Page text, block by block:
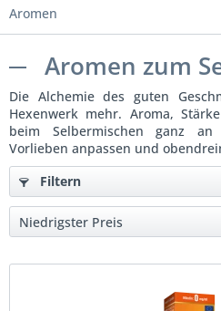
Aromen
Aromen zum
Die Alchemie des guten
Hexenwerk mehr. Aroma,
beim Selbermischen ganz
Vorlieben anpassen und
Filtern